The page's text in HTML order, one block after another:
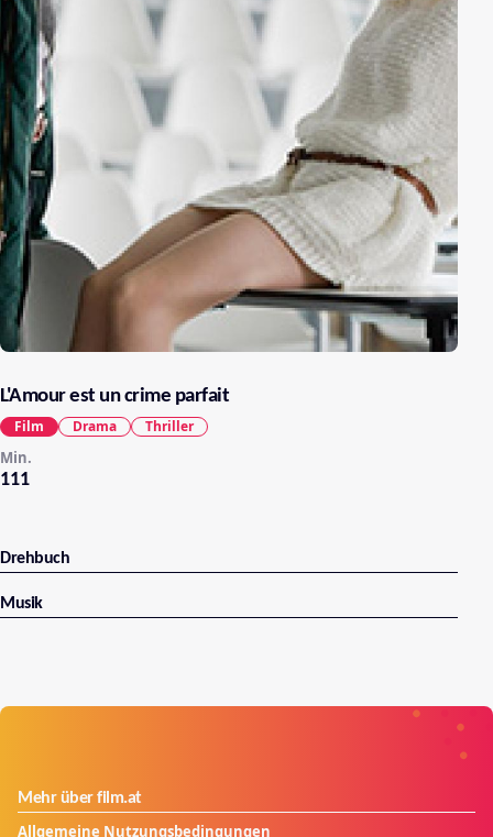
L'Amour est un crime parfait
111
Min.
Film Drama Thriller
Drehbuch
Musik
Mehr über film.at
Allgemeine Nutzungsbedingungen